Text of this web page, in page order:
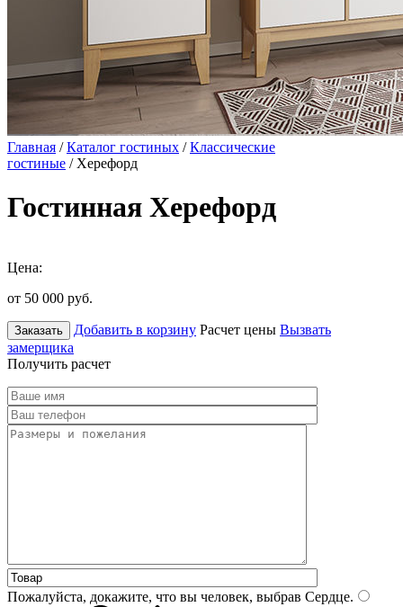
Главная /Каталог гостиных /Классические
гостиные / Херефорд
Гостинная Херефорд
Цена:
от 50 000 руб.
Заказать Добавить в корзину Расчет цены Вызвать
замерщика
Получить расчет
Пожалуйста, докажите, что вы человек, выбрав Сердце.